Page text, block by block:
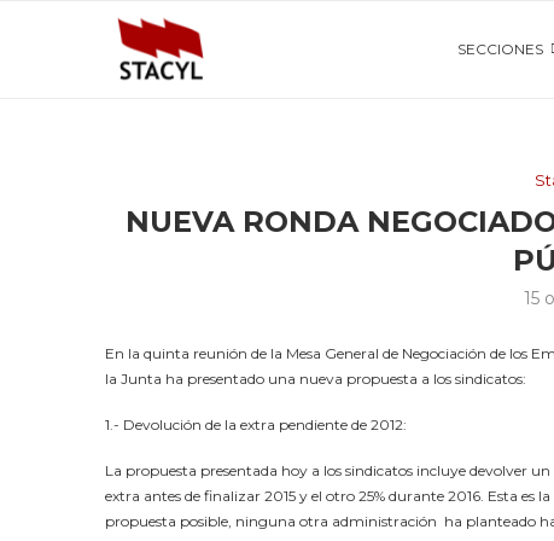
SECCIONES
NUEVA RONDA
15
En la quinta reunión de la Mesa General de Negociación de los
la Junta ha presentado una nueva propuesta a los sindicatos:
1.- Devolución de la extra pendiente de 2012:
La propuesta presentada hoy a los sindicatos incluye devolver un
extra antes de finalizar 2015 y el otro 25% durante 2016. Esta es
propuesta posible, ninguna otra administración ha planteado